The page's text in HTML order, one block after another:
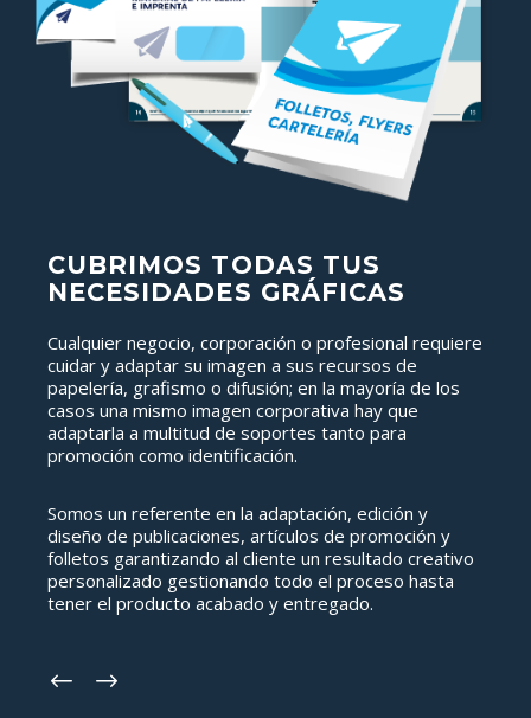
CUBRIMOS TODAS TUS
NECESIDADES GRÁFICAS
Cualquier negocio, corporación o profesional requiere
cuidar y adaptar su imagen a sus recursos de
papelería, grafismo o difusión; en la mayoría de los
casos una mismo imagen corporativa hay que
adaptarla a multitud de soportes tanto para
promoción como identificación.
Somos un referente en la adaptación, edición y
diseño de publicaciones, artículos de promoción y
folletos garantizando al cliente un resultado creativo
personalizado gestionando todo el proceso hasta
tener el producto acabado y entregado.